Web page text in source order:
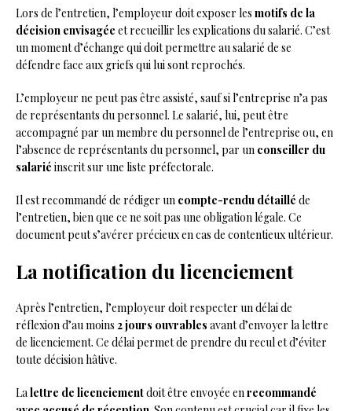
Lors de l’entretien, l’employeur doit exposer les motifs de la
décision envisagée et recueillir les explications du salarié. C’est
un moment d’échange qui doit permettre au salarié de se
défendre face aux griefs qui lui sont reprochés.
L’employeur ne peut pas être assisté, sauf si l’entreprise n’a pas
de représentants du personnel. Le salarié, lui, peut être
accompagné par un membre du personnel de l’entreprise ou, en
l’absence de représentants du personnel, par un conseiller du
salarié inscrit sur une liste préfectorale.
Il est recommandé de rédiger un compte-rendu détaillé de
l’entretien, bien que ce ne soit pas une obligation légale. Ce
document peut s’avérer précieux en cas de contentieux ultérieur.
La notification du licenciement
Après l’entretien, l’employeur doit respecter un délai de
réflexion d’au moins 2 jours ouvrables avant d’envoyer la lettre
de licenciement. Ce délai permet de prendre du recul et d’éviter
toute décision hâtive.
La lettre de licenciementdoit être envoyée en recommandé